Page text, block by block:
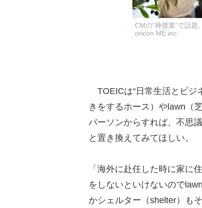
CMの“神授業”で話題
oricon ME inc.
TOEICは“日常生活とビジ
きをするホース）やlawn（
パーソンからすれば、不思
と置き換えてみてほしい。
「海外に赴任した時に家に
をしないといけないので
かシェルター（shelter）も